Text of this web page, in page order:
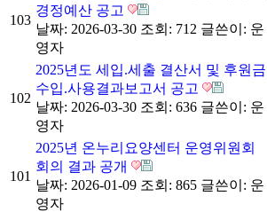
103
경정예산 공고
날짜: 2026-03-30 조회: 712 글쓴이: 운
영자
102
2025년도 세입.세출 결산서 및 후원금
수입.사용결과보고서 공고
날짜: 2026-03-30 조회: 636 글쓴이: 운
영자
101
2025년 온누리요양센터 운영위원회
회의 결과 공개
날짜: 2026-01-09 조회: 865 글쓴이: 운
영자